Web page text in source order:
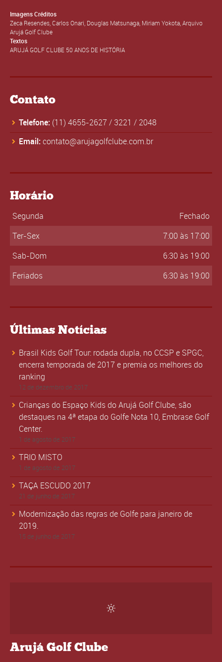
Imagens Créditos
Zeca Resendes, Carlos Onari, Douglas Matsunaga, Miriam Yokota, Arquivo
Arujá Golf Clube
Textos
ARUJÁ GOLF CLUBE 50 ANOS DE HISTÓRIA
Contato
Telefone: (11) 4655-2627 / 3221 / 2048
Email: contato@arujagolfclube.com.br
Horário
Segunda
Fechado
Ter-Sex
7:00 às 17:00
Sab-Dom
6:30 às 19:00
Feriados
6:30 às 19:00
Últimas Notícias
Brasil Kids Golf Tour: rodada dupla, no CCSP e SPGC,
encerra temporada de 2017 e premia os melhores do
ranking
12 de dezembro de 2017
Crianças do Espaço Kids do Arujá Golf Clube, são
destaques na 4ª etapa do Golfe Nota 10, Embrase Golf
Center.
1 de agosto de 2017
TRIO MISTO
1 de agosto de 2017
TAÇA ESCUDO 2017
21 de junho de 2017
Modernização das regras de Golfe para janeiro de
2019.
15 de junho de 2017
Arujá Golf Clube